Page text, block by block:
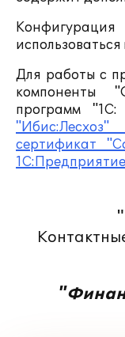
Для работы с
компоненты
программ "1С:
сертификат